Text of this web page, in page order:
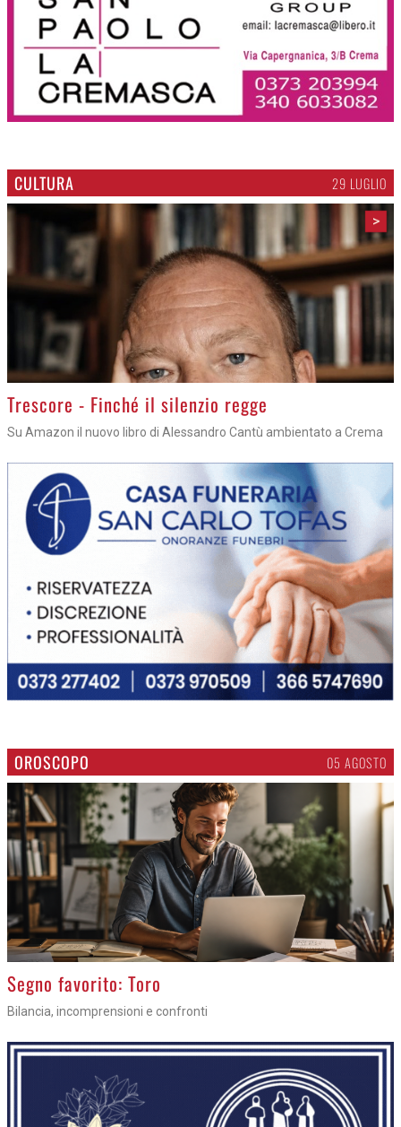
CULTURA 29 LUGLIO
>
Trescore - Finché il silenzio regge
Su Amazon il nuovo libro di Alessandro Cantù ambientato a Crema
OROSCOPO 05 AGOSTO
>
Segno favorito: Toro
Bilancia, incomprensioni e confronti